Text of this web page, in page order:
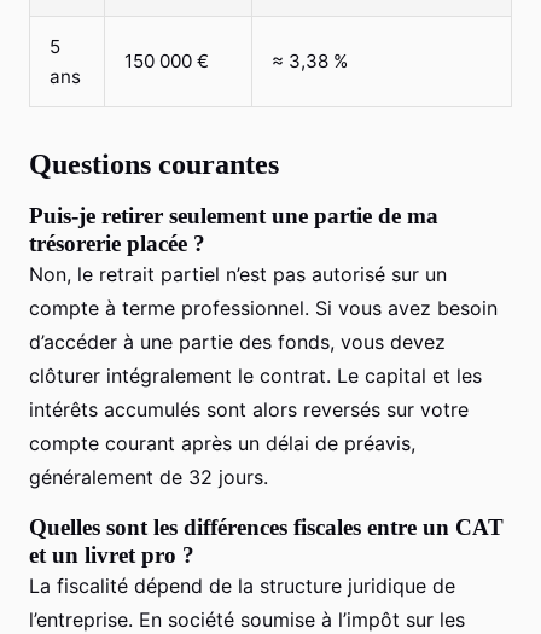
5
ans
150 000 € ≈ 3,38 %
Questions courantes
Puis-je retirer seulement une partie de ma
trésorerie placée ?
Non, le retrait partiel n’est pas autorisé sur un
compte à terme professionnel. Si vous avez besoin
d’accéder à une partie des fonds, vous devez
clôturer intégralement le contrat. Le capital et les
intérêts accumulés sont alors reversés sur votre
compte courant après un délai de préavis,
généralement de 32 jours.
Quelles sont les différences fiscales entre un CAT
et un livret pro ?
La fiscalité dépend de la structure juridique de
l’entreprise. En société soumise à l’impôt sur les